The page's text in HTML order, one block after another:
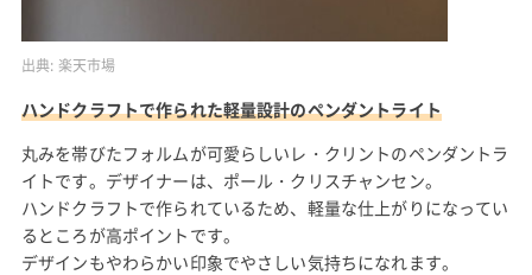
出典: 楽天市場
ハンドクラフトで作られた軽量設計のペンダントライト
丸みを帯びたフォルムが可愛らしいレ・クリントのペンダントラ
イトです。デザイナーは、ポール・クリスチャンセン。
ハンドクラフトで作られているため、軽量な仕上がりになってい
るところが高ポイントです。
デザインもやわらかい印象でやさしい気持ちになれます。